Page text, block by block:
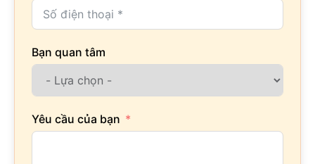
Bạn quan tâm
Yêu cầu của bạn